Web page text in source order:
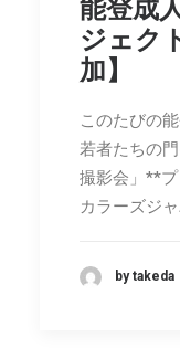
能登成
ジェク
加】
このたびの
若者たちの
撮影会」**プ
カラーズジ
by takeda